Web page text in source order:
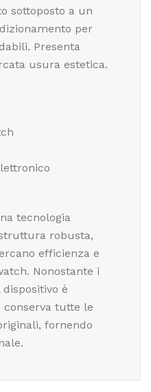
sottoposto a un
per
Presenta
usura estetica.
tecnologia
robusta,
efficienza e
Nonostante i
è
tutte le
fornendo